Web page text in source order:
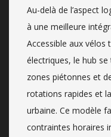
Au-delà de l’aspect
à une meilleure
Accessible aux
électriques, le hub
zones piétonnes et
rotations rapides et
urbaine. Ce modèle
contraintes horaires